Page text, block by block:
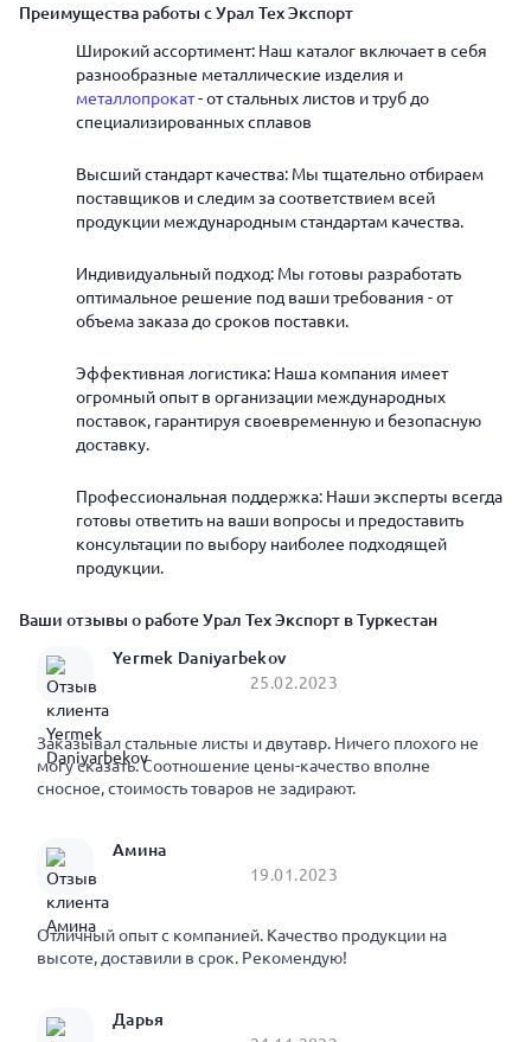
Преимущества работы с Урал Тех Экспорт
Широкий ассортимент: Наш каталог включает в себя
разнообразные металлические изделия и
металлопрокат- от стальных листов и труб до
специализированных сплавов
Высший стандарт качества: Мы тщательно отбираем
поставщиков и следим за соответствием всей
продукции международным стандартам качества.
Индивидуальный подход: Мы готовы разработать
оптимальное решение под ваши требования - от
объема заказа до сроков поставки.
Эффективная логистика: Наша компания имеет
огромный опыт в организации международных
поставок, гарантируя своевременную и безопасную
доставку.
Профессиональная поддержка: Наши эксперты всегда
готовы ответить на ваши вопросы и предоставить
консультации по выбору наиболее подходящей
продукции.
Ваши отзывы о работе Урал Тех Экспорт в Туркестан
Yermek Daniyarbekov
25.02.2023
Заказывал стальные листы и двутавр. Ничего плохого не
могу сказать. Соотношение цены-качество вполне
сносное, стоимость товаров не задирают.
Амина
19.01.2023
Отличный опыт с компанией. Качество продукции на
высоте, доставили в срок. Рекомендую!
Дарья